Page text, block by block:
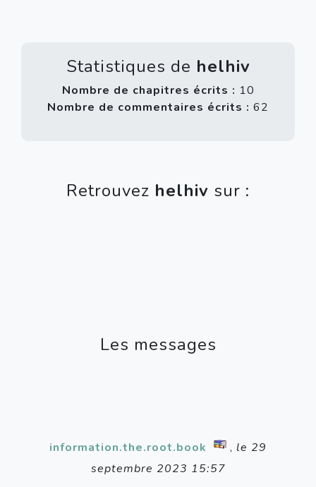
Statistiques de helhiv
Nombre de chapitres écrits : 10
Nombre de commentaires écrits : 62
Retrouvez helhiv sur :
Les messages
information.the.root.book , le 29
septembre 2023 15:57